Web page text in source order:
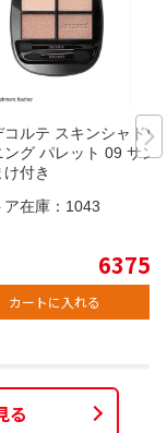
コルテ スキンシャドウ
グ パレット 09 サン
付き
在庫： 1043
6375
カートに入れる
る